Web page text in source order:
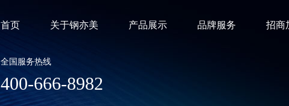
首页 关于钢亦美 产品展示 品牌服务 招商
全国服务热线
400-666-8982